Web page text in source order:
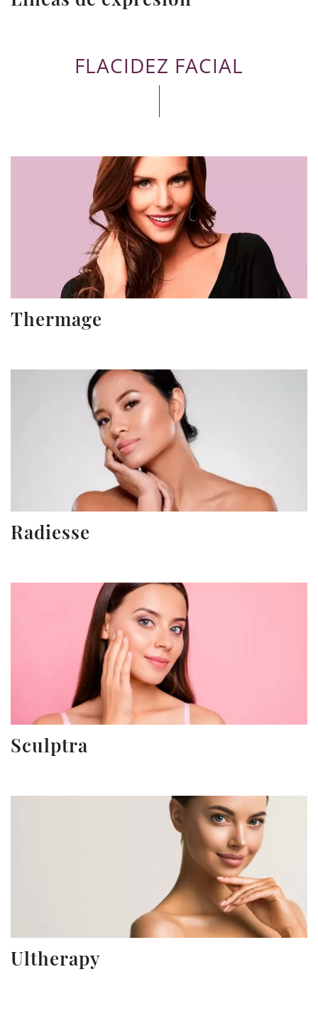
FLACIDEZ FACIAL
Thermage
Radiesse
Sculptra
Ultherapy